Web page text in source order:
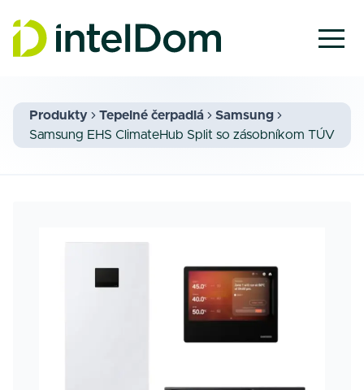
Produkty Tepelné čerpadlá
Samsung
Samsung EHS ClimateHub Split so zásobníkom TÚV